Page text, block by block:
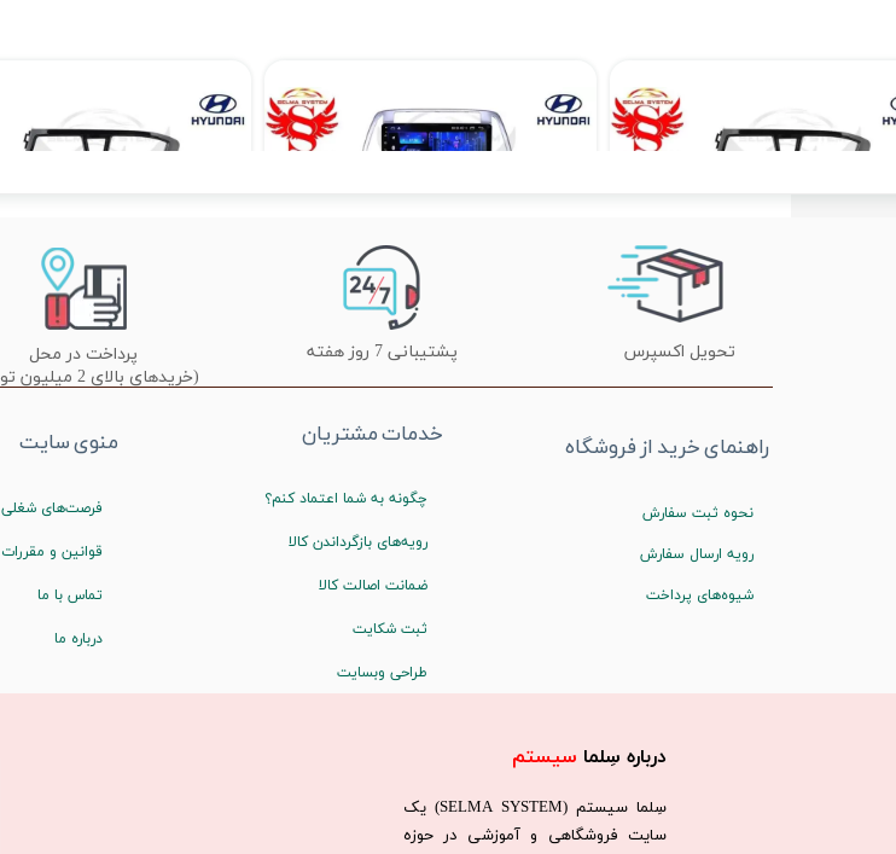
۱۱,۹۰۰,۰۰۰ تومان
مانیتور فابریک اندروید خودروی هیوندای i20 قدیم برند ویستا VISTA مدل TCX-2032
۱۹,۳۹۰,۰۰۰ تومان
مانیتور فابریک اندروید خودروی هیوندای i20 برند ویستا VISTA مدل TCX-2032
۱۹,۳۹۰,۰۰۰ تومان
درباره سِلما سیستم​​​​​​​
سِلما سيستم (SELMA SYSTEM) یک
سایت فروشگاهی و آموزشی در حوزه
تحویل اکسپرس پشتیبانی 7 روز هفته
پرداخت در محل
(خریدهای بالای 2 میلیون تومان)
راهنمای خرید از فروشگاه
نحوه ثبت سفارش
رویه ارسال سفارش
شیوه‌های پرداخت
خدمات مشتریان
چگونه به شما اعتماد کنم؟
رویه‌های بازگرداندن کالا
ضمانت اصالت کالا
ثبت شکایت
طراحی وبسایت
منوی سایت
فرصت‌های شغلی
قوانین و مقررات
تماس با ما
درباره ما